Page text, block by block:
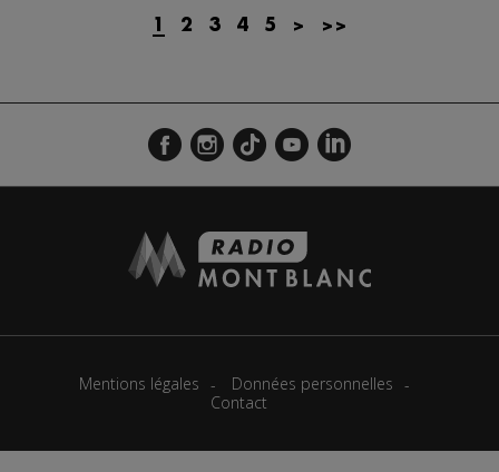
1 2 3 4 5 > >>
Mentions légales
Données personnelles
Contact